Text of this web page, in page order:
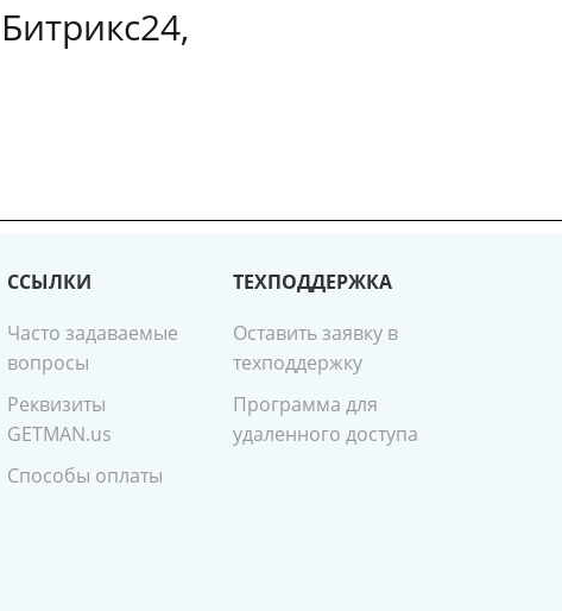
ССЫЛКИ
Часто задаваемые
вопросы
Реквизиты
GETMAN.us
Способы оплаты
ТЕХПОДДЕРЖКА
Оставить заявку в
техподдержку
Программа для
удаленного доступа